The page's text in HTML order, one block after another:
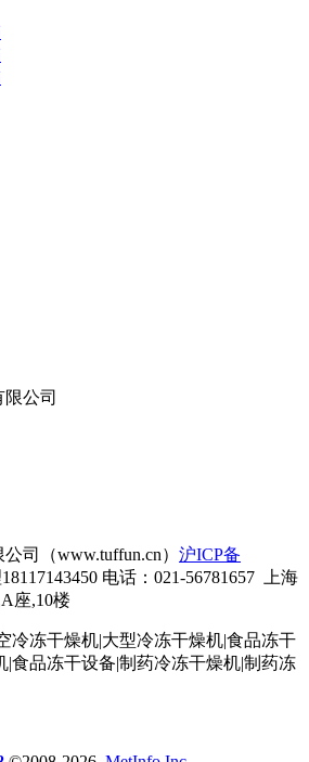
司（www.tuffun.cn） 沪ICP备
电话：021-56781657
上海
座,10楼
冷冻干燥机|大型冷冻干燥机|食品冻干
|食品冻干设备|制药冷冻干燥机|制药冻